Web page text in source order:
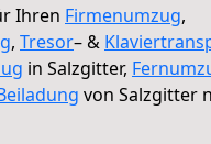
Ihren Firmenumzug,
, Tresor– &
in Salzgitter,
von Salzgitter